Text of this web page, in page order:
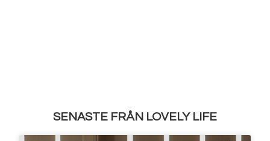
SENASTE FRÅN LOVELY LIFE